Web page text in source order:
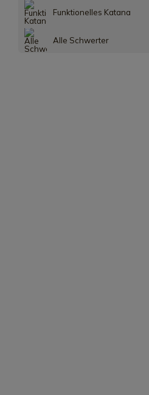
Funktionelles Katana
Alle Schwerter